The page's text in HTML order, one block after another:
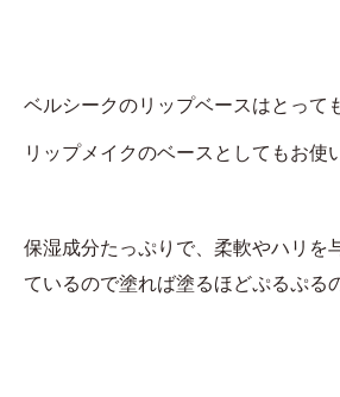
ベルシークのリップベースはとっ
リップメイクのベースとしてもお使
保湿成分たっぷりで、柔軟やハリを
ているので塗れば塗るほどぷるぷ